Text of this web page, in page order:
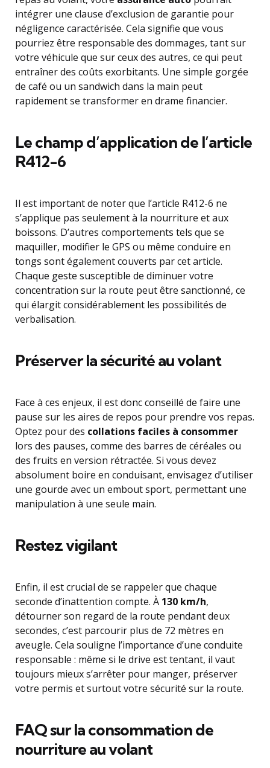
intégrer une clause d’exclusion de garantie pour
négligence caractérisée. Cela signifie que vous
pourriez être responsable des dommages, tant sur
votre véhicule que sur ceux des autres, ce qui peut
entraîner des coûts exorbitants. Une simple gorgée
de café ou un sandwich dans la main peut
rapidement se transformer en drame financier.
Le champ d’application de l’article
R412-6
Il est important de noter que l’article R412-6 ne
s’applique pas seulement à la nourriture et aux
boissons. D’autres comportements tels que se
maquiller, modifier le GPS ou même conduire en
tongs sont également couverts par cet article.
Chaque geste susceptible de diminuer votre
concentration sur la route peut être sanctionné, ce
qui élargit considérablement les possibilités de
verbalisation.
Préserver la sécurité au volant
Face à ces enjeux, il est donc conseillé de faire une
pause sur les aires de repos pour prendre vos repas.
Optez pour des collations faciles à consommer
lors des pauses, comme des barres de céréales ou
des fruits en version rétractée. Si vous devez
absolument boire en conduisant, envisagez d’utiliser
une gourde avec un embout sport, permettant une
manipulation à une seule main.
Restez vigilant
Enfin, il est crucial de se rappeler que chaque
seconde d’inattention compte. À 130 km/h,
détourner son regard de la route pendant deux
secondes, c’est parcourir plus de 72 mètres en
aveugle. Cela souligne l’importance d’une conduite
responsable : même si le drive est tentant, il vaut
toujours mieux s’arrêter pour manger, préserver
votre permis et surtout votre sécurité sur la route.
FAQ sur la consommation de
nourriture au volant